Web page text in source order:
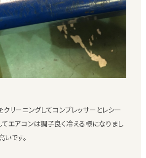
リーニングしてコンプレッサーとレシー
エアコンは調子良く冷える様になりまし
です。